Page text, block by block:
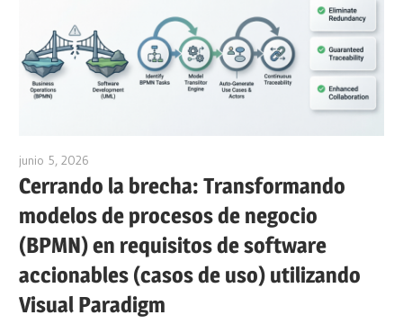
junio 5, 2026
Cerrando la brecha: Transformando
modelos de procesos de negocio
(BPMN) en requisitos de software
accionables (casos de uso) utilizando
Visual Paradigm